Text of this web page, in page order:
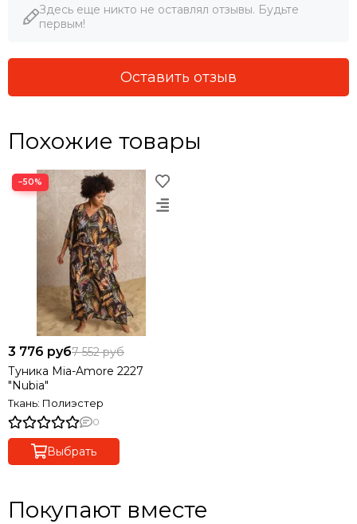
Здесь еще никто не оставлял отзывы. Будьте
первым!
Оставить отзыв
Похожие товары
−50%
3 776 руб7 552 руб
Туника Mia-Amore 2227
"Nubia"
Ткань: Полиэстер
0
Выбрать
Покупают вместе